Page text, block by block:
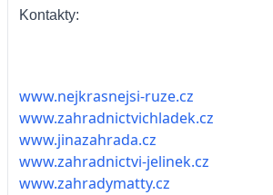
Kontakty:
www.nejkrasnejsi-ruze.cz
www.zahradnictvichladek.cz
www.jinazahrada.cz
www.zahradnictvi-jelinek.cz
www.zahradymatty.cz